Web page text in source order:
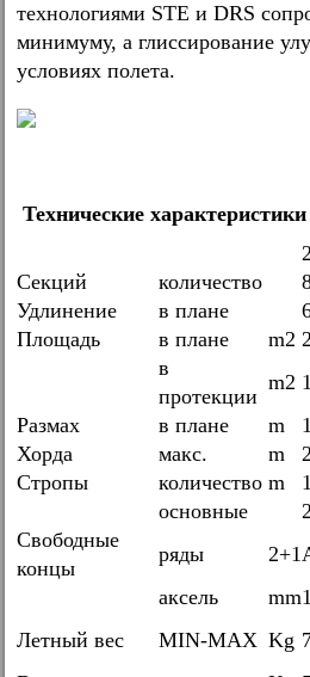
технологиями STE и DRS
минимуму, а глиссирование
условиях полета.
Технические характеристики
Секций
количество
Удлинение
в плане
Площадь
в плане m2
в
протекции
m2
Размах
в плане m
Хорда
макс. m
Стропы
количество m
основные
Свободные
концы
ряды 2+1
аксель
mm
Летный вес
MIN-MAX Kg